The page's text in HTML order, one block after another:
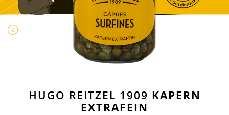
HUGO REITZEL 1909 KAPERN
EXTRAFEIN